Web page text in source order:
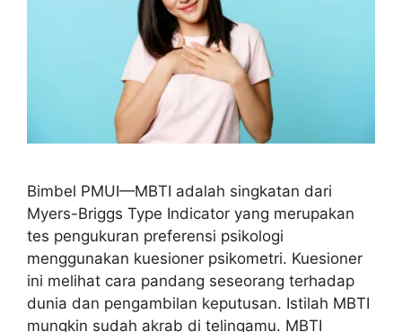
Bimbel PMUI—MBTI adalah singkatan dari
Myers-Briggs Type Indicator yang merupakan
tes pengukuran preferensi psikologi
menggunakan kuesioner psikometri. Kuesioner
ini melihat cara pandang seseorang terhadap
dunia dan pengambilan keputusan. Istilah MBTI
mungkin sudah akrab di telingamu. MBTI